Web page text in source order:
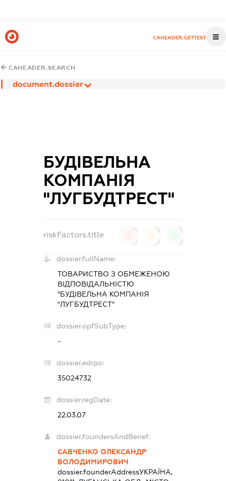
CAHEADER.GETTEST
CAHEADER.SEARCH
document.dossier
БУДІВЕЛЬНА
КОМПАНІЯ
"ЛУГБУДТРЕСТ"
riskFactors.title
dossier.fullName:
ТОВАРИСТВО З ОБМЕЖЕНОЮ
ВІДПОВІДАЛЬНІСТЮ
"БУДІВЕЛЬНА КОМПАНІЯ
"ЛУГБУДТРЕСТ"
dossier.opfSubType:
-
dossier.edrpo:
35024732
dossier.regDate:
22.03.07
dossier.foundersAndBenef:
САВЧЕНКО ОЛЕКСАНДР
ВОЛОДИМИРОВИЧ
dossier.founderAddressУКРАЇНА,